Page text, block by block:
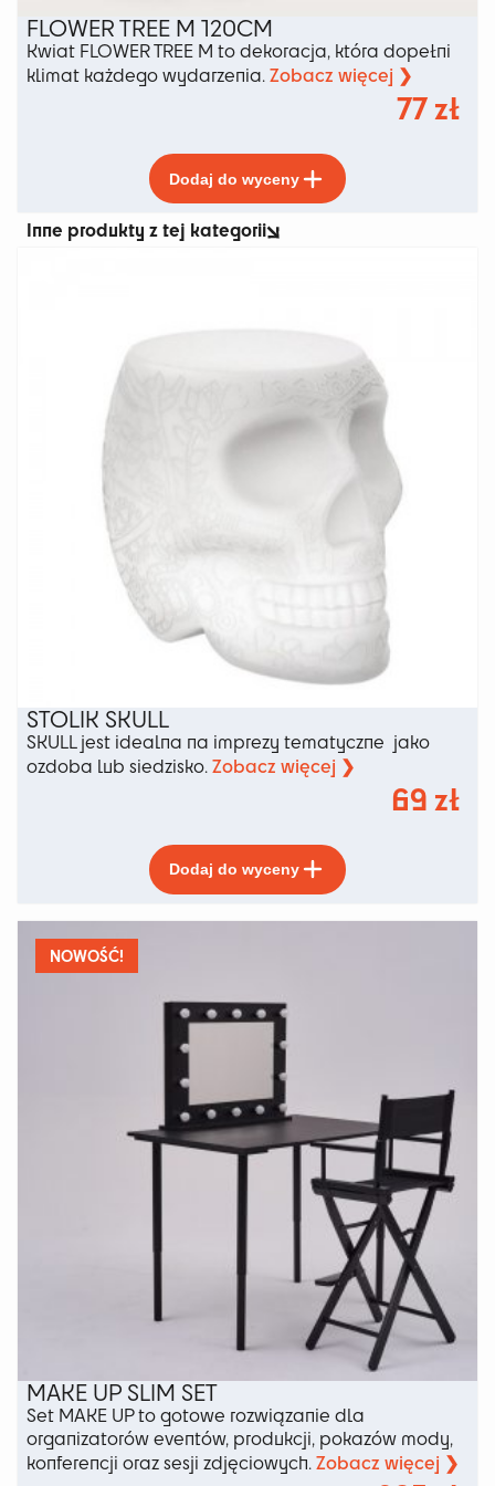
FLOWER TREE M 120CM
Kwiat FLOWER TREE M to dekoracja, która dopełni
klimat każdego wydarzenia. Zobacz więcej ❯
77zł
Dodaj do wyceny
produkt
ma
wiele
stronie
produktu
Inne produkty z tej kategorii
STOLIK SKULL
SKULL jest idealna na imprezy tematyczne jako
ozdoba lub siedzisko. Zobacz więcej ❯
69 zł
Dodaj do wyceny
produkt
ma
wiele
wybrać
produktu
NOWOŚĆ!
MAKE UP SLIM SET
Set MAKE UP to gotowe rozwiązanie dla
organizatorów eventów, produkcji, pokazów mody,
konferencji oraz sesji zdjęciowych. Zobacz więcej ❯